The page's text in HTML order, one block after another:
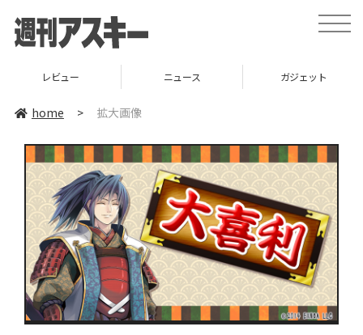
toggle
レビュー ニュース ガジェット
home > 拡大画像